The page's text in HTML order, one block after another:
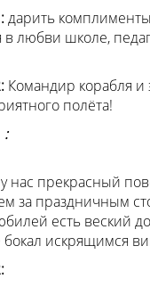
дарить
в любви школе,
Командир корабля и
полёта!
:
нас прекрасный
за праздничным
есть веский
искрящимся